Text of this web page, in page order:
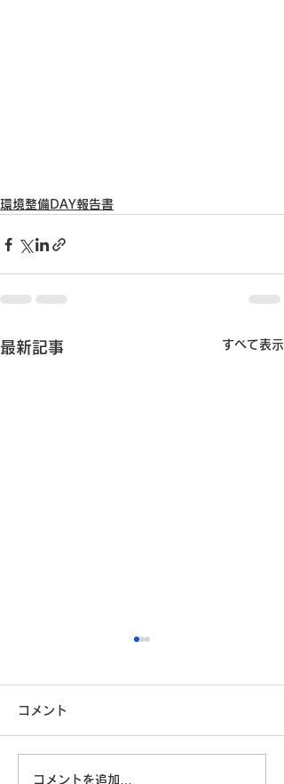
環境整備DAY報告書
最新記事 すべて表示
コメント
コメントを追加…